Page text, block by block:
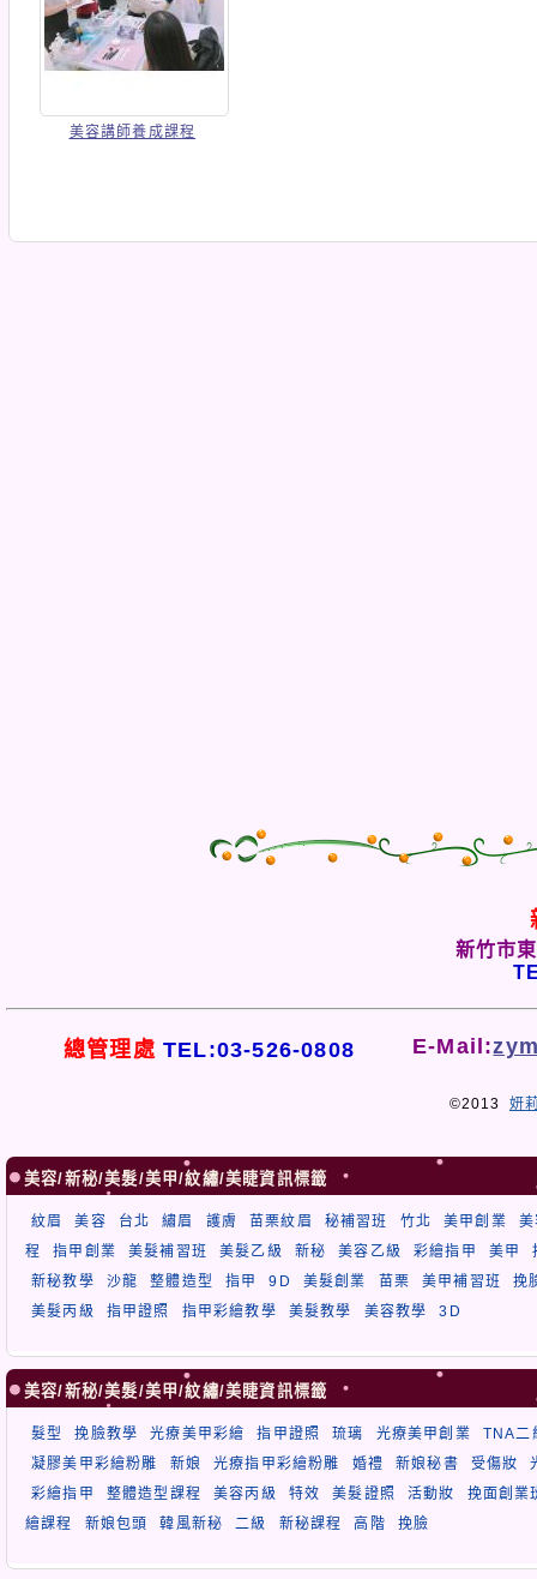
美容講師養成課程
新竹市
總管理處 TEL:03-526-0808 E-Mail:
©2013 妍
美容/新秘/美髮/美甲/紋繡/美睫資訊標籤
紋眉 美容 台北 繡眉 護膚 苗栗紋眉 秘補習班 竹北 美甲創業
程
指甲創業 美髮補習班 美髮乙級 新秘 美容乙級 彩繪指甲 美甲
新秘教學
沙龍 整體造型 指甲 9D 美髮創業 苗栗 美甲補習班
挽
美髮丙級
指甲證照 指甲彩繪教學 美髮教學 美容教學 3D
美容/新秘/美髮/美甲/紋繡/美睫資訊標籤
髮型 挽臉教學 光療美甲彩繪 指甲證照 琉璃 光療美甲創業
TNA二
凝膠美甲彩繪粉雕
新娘 光療指甲彩繪粉雕 婚禮 新娘秘書 受傷妝
彩繪指甲
整體造型課程 美容丙級 特效 美髮證照 活動妝
挽面創業
繪課程
新娘包頭 韓風新秘 二級 新秘課程 高階 挽臉